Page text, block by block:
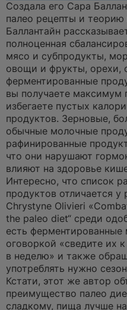
Создала его Сара
палео рецепты и
Баллантайн
полноценная
мясо и субпродукты,
овощи и фрукты, орехи,
ферментированные
вы получаете максимум
избегаете пустых
продуктов. Зерновые,
обычные молочные
рафинированные
что они нарушают
влияют на здоровье
Интересно, что список
продуктов отличается у
Chrystyne Olivieri
the paleo diet“ среди
есть
оговоркой «сведите их
в неделю» и также
употреблять нужно
Кстати, этот же автор
преимущество палео
сладкому, пища лучше